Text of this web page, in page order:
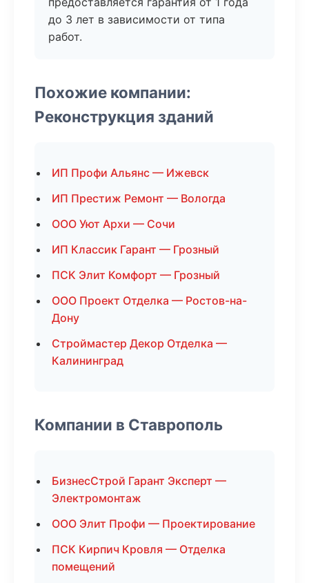
до 3 лет в зависимости от типа
работ.
Похожие компании:
Реконструкция зданий
ИП Профи Альянс — Ижевск
ИП Престиж Ремонт — Вологда
ООО Уют Архи — Сочи
ИП Классик Гарант — Грозный
ПСК Элит Комфорт — Грозный
ООО Проект Отделка — Ростов-на-
Дону
Строймастер Декор Отделка —
Калининград
Компании в Ставрополь
БизнесСтрой Гарант Эксперт —
Электромонтаж
ООО Элит Профи — Проектирование
ПСК Кирпич Кровля — Отделка
помещений